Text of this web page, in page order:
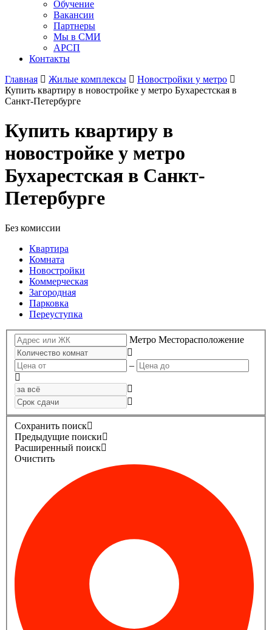
Обучение
Вакансии
Партнеры
Мы в СМИ
АРСП
Контакты
Главная
Жилые комплексы
Новостройки у метро
Купить квартиру в новостройке у метро Бухарестская в
Санкт-Петербурге
Купить квартиру в
новостройке у метро
Бухарестская в Санкт-
Петербурге
Без комиссии
Квартира
Комната
Новостройки
Коммерческая
Загородная
Парковка
Переуступка
Метро Месторасположение
–
Сохранить поиск
Предыдущие поиски
Расширенный поиск
Очистить